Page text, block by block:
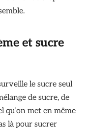
et sucre
le sucre seul
de sucre, de
qu’on met en même
là pour sucrer